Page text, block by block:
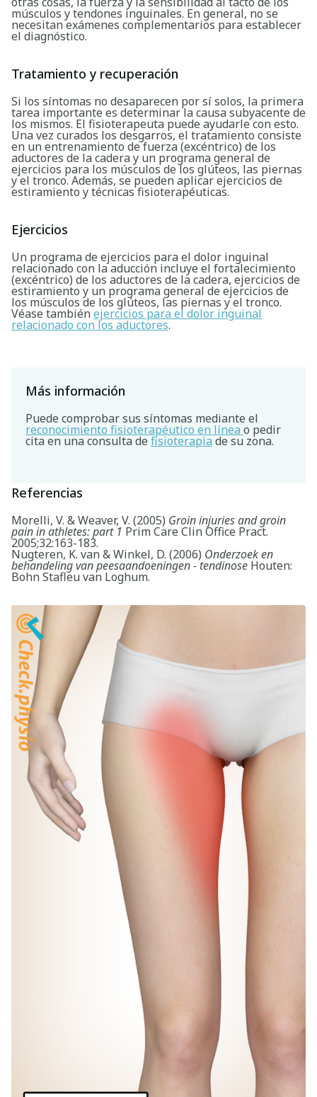
Buscar
músculos y tendones inguinales. En general, no se
necesitan exámenes complementarios para establecer
el diagnóstico.
Tratamiento y recuperación
Si los síntomas no desaparecen por sí solos, la primera
tarea importante es determinar la causa subyacente de
los mismos. El fisioterapeuta puede ayudarle con esto.
Una vez curados los desgarros, el tratamiento consiste
en un entrenamiento de fuerza (excéntrico) de los
aductores de la cadera y un programa general de
ejercicios para los músculos de los glúteos, las piernas
y el tronco. Además, se pueden aplicar ejercicios de
estiramiento y técnicas fisioterapéuticas.
Ejercicios
Un programa de ejercicios para el dolor inguinal
relacionado con la aducción incluye el fortalecimiento
(excéntrico) de los aductores de la cadera, ejercicios de
estiramiento y un programa general de ejercicios de
los músculos de los glúteos, las piernas y el tronco.
Véase también ejercicios para el dolor inguinal
relacionado con los aductores.
Más información
Puede comprobar sus síntomas mediante el
reconocimiento fisioterapéutico en línea o pedir
cita en una consulta de fisioterapia de su zona.
Referencias
Morelli, V. & Weaver, V. (2005) Groin injuries and groin
pain in athletes: part 1 Prim Care Clin Office Pract.
2005;32:163-183.
Nugteren, K. van & Winkel, D. (2006) Onderzoek en
behandeling van peesaandoeningen - tendinose Houten:
Bohn Stafleu van Loghum.